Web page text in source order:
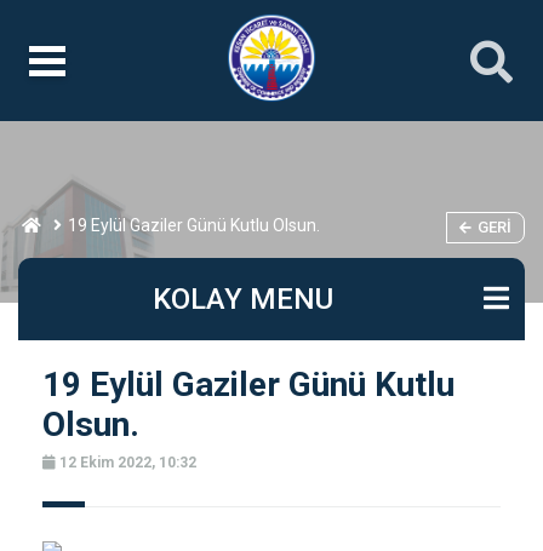
19 Eylül Gaziler Günü Kutlu Olsun. GERI
KOLAY MENU
19 Eylül Gaziler Günü Kutlu
Olsun.
12 Ekim 2022, 10:32